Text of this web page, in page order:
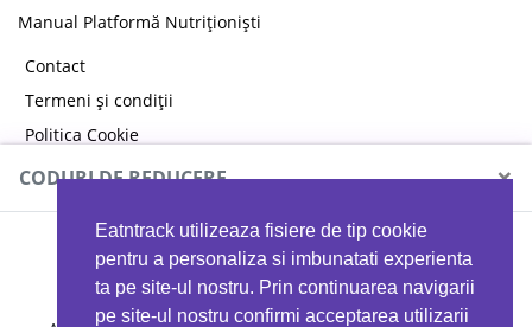
Eatntrack utilizeaza fisiere de tip cookie
pentru a personaliza si imbunatati experienta
ta pe site-ul nostru. Prin continuarea navigarii
pe site-ul nostru confirmi acceptarea utilizarii
Manual Platformă Nutriționiști
Contact
Termeni și condiții
Politica Cookie
Politica de confidențialitate
CODURI DE REDUCERE ×
MYPROTEIN